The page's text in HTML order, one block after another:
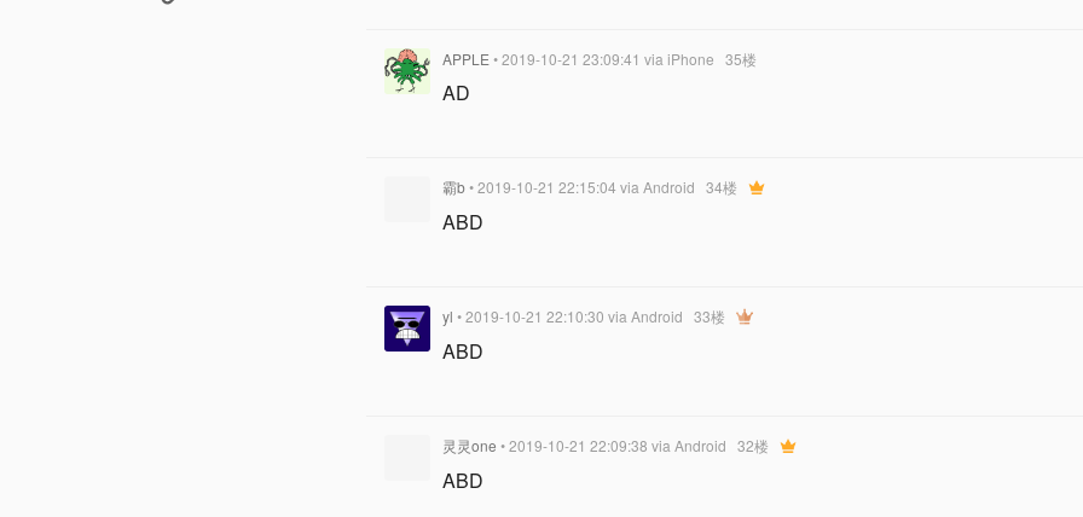
APPLE • 2019-10-21 23:09:41 via iPhone 35楼
AD
霸b• 2019-10-21 22:15:04 via Android 34楼
ABD
yl • 2019-10-21 22:10:30 via Android 33楼
ABD
灵灵one • 2019-10-21 22:09:38 via Android 32楼
ABD